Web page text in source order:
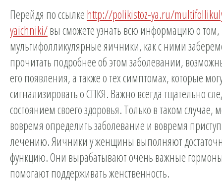
Перейдя по ссылкеhttp://polikistoz-ya.ru/
yaichniki/вы сможете узнать всю информацию о том,
мультифолликулярные яичники, как с ними
прочитать подробнее об этом заболевании,
его появления, а также о тех симптомах, которые
сигнализировать о СПКЯ. Важно всегда тщательно
состоянием своего здоровья. Только в таком случае,
вовремя определить заболевание и вовремя
лечению. Яичники у женщины выполняют
функцию. Они вырабатывают очень важные
помогают поддерживать женственность.